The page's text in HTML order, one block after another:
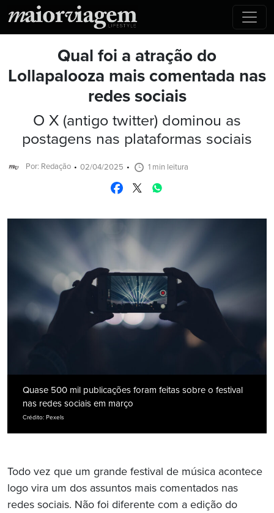
Qual foi a atração do
Lollapalooza mais comentada nas
redes sociais
O X (antigo twitter) dominou as
postagens nas plataformas sociais
Por: Redação 02/04/2025 1 min leitura
Quase 500 mil publicações foram feitas sobre o festival
nas redes sociais em março
Crédito: Pexels
Todo vez que um grande festival de música acontece
logo vira um dos assuntos mais comentados nas
redes sociais. Não foi diferente com a edição do